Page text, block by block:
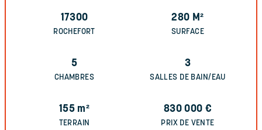
17300
ROCHEFORT
280 M²
SURFACE
5
CHAMBRES
3
SALLES DE BAIN/EAU
155 m²
TERRAIN
830 000 €
PRIX DE VENTE